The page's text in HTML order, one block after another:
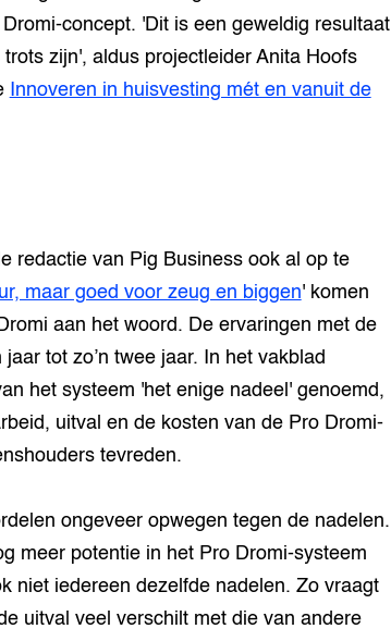
concept. 'Dit is een geweldig resultaat
zijn', aldus projectleider Anita Hoofs
Innoveren in huisvesting mét en vanuit de
redactie van Pig Business ook al op te
maar goed voor zeug en biggen' komen
aan het woord. De ervaringen met de
tot zo’n twee jaar. In het vakblad
het systeem 'het enige nadeel' genoemd,
uitval en de kosten van de Pro Dromi-
tevreden.
ongeveer opwegen tegen de nadelen.
meer potentie in het Pro Dromi-systeem
niet iedereen dezelfde nadelen. Zo vraagt
uitval veel verschilt met die van andere